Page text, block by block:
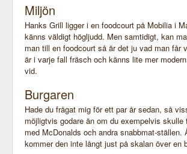
Miljön
Hanks Grill ligger i en foodcourt på Mobilia i
känns väldigt högljudd. Men samtidigt, kan
man till en foodcourt så är det ju vad man får
är i varje fall fräsch och känns lite mer
vid.
Burgaren
Hade du frågat mig för ett par år sedan, så
möjligtvis godare än om du exempelvis
med McDonalds och andra snabbmat-ställen.
kommer den inte långt just på skalan över en